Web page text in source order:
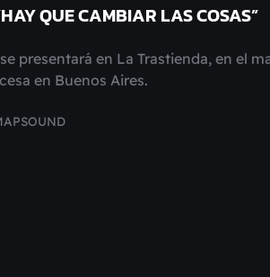
QUE CAMBIAR LAS COSAS”
presentará en La Trastienda, en el
en Buenos Aires.